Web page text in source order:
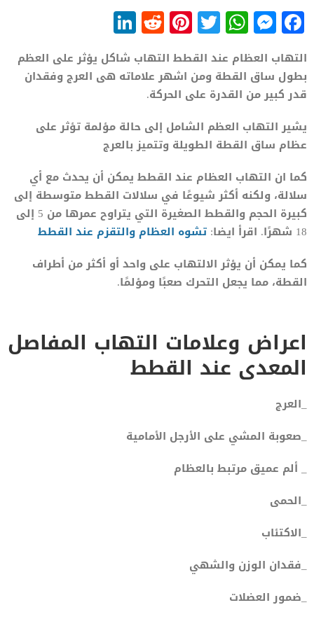
Facebook
Messenger
WhatsApp
Twitter
Pinterest
Reddit
التهاب العظام عند القطط التهاب شاكل يؤثر على العظم
بطول ساق القطة ومن اشهر علاماته هى العرج وفقدان
قدر كبير من القدرة على الحركة.
يشير التهاب العظم الشامل إلى حالة مؤلمة تؤثر على
عظام ساق القطة الطويلة وتتميز بالعرج
كما ان التهاب العظام عند القطط يمكن أن يحدث مع أي
سلالة، ولكنه أكثر شيوعًا في سلالات القطط متوسطة إلى
كبيرة الحجم والقطط الصغيرة التي يتراوح عمرها من 5 إلى
18 شهرًا. اقرأ ايضا:
تشوه العظام والتقزم عند القطط
كما يمكن أن يؤثر الالتهاب على واحد أو أكثر من أطراف
القطة، مما يجعل التحرك صعبًا ومؤلمًا.
اعراض وعلامات التهاب المفاصل
المعدى عند القطط
_العرج
_صعوبة المشي على الأرجل الأمامية
_ ألم عميق مرتبط بالعظام
_الحمى
_الاكتئاب
_فقدان الوزن والشهي
_ضمور العضلات